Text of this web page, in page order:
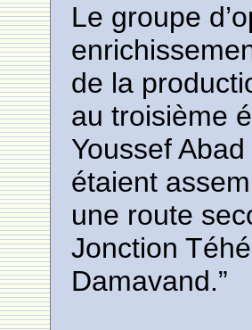
Le groupe
de la
au troisième
Youssef
étaient
une route
Jonction
Damavand.”